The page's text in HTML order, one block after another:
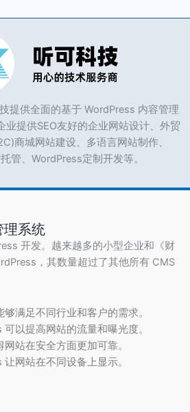
提供全面的基于 WordPress 内容管理
业提供SEO友好的企业网站设计、外贸
商城网站建设、多语言网站制作、
管、WordPress定制开发等。
理系统
开发。越来越多的小型企业和《财
，其数量超过了其他所有 CMS
满足不同行业和客户的需求。
可以提高网站的流量和曝光度。
站在安全方面更加可靠。
让网站在不同设备上显示。